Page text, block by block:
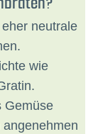
neutrale
wie
Gemüse